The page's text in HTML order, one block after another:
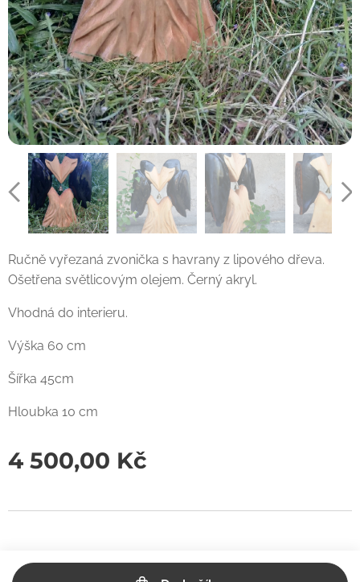
Ručně vyřezaná zvonička s havrany z lipového dřeva.
Ošetřena světlicovým olejem. Černý akryl.
Vhodná do interieru.
Výška 60 cm
Šířka 45cm
Hloubka 10 cm
4 500,00 Kč